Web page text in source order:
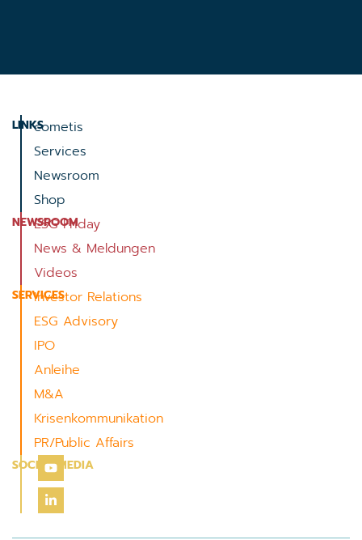
LINKScometis
Services
Newsroom
Shop
NEWSROOM
ESG Friday
News & Meldungen
Videos
SERVICES
Investor Relations
ESG Advisory
IPO
Anleihe
M&A
Krisenkommunikation
PR/Public Affairs
SOCIAL MEDIA